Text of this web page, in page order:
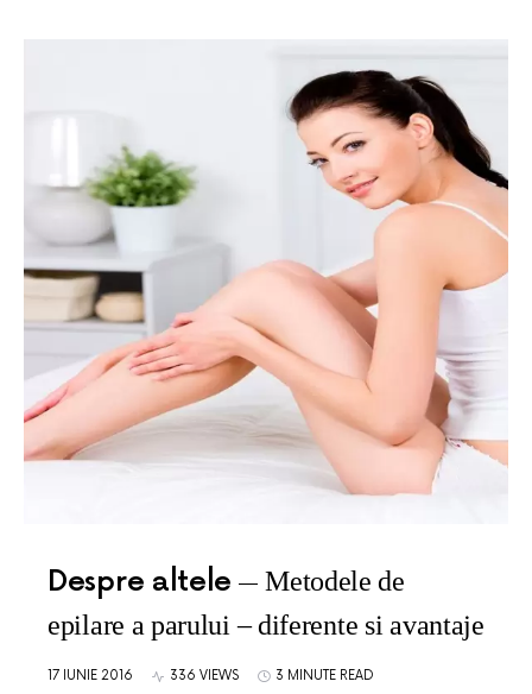
Despre altele
Metodele de
epilare a parului – diferente si avantaje
17 IUNIE 2016 336 VIEWS 3 MINUTE READ